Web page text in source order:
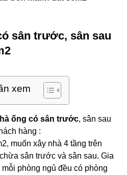
sân trước, sân sau
xem
ống có sân trước, sân sau
hàng :
muốn xây nhà 4 tầng trên
sân trước và sân sau. Gia
phòng ngủ đều có phòng